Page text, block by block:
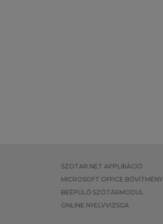
SZOTAR.NET APPLIKÁCIÓ
MICROSOFT OFFICE BŐVÍTMÉNY
BEÉPÜLŐ SZÓTÁRMODUL
ONLINE NYELVVIZSGA